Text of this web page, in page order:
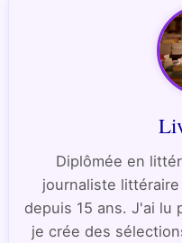
Diplômée en
journaliste
depuis 15 ans. J'ai lu
je crée des